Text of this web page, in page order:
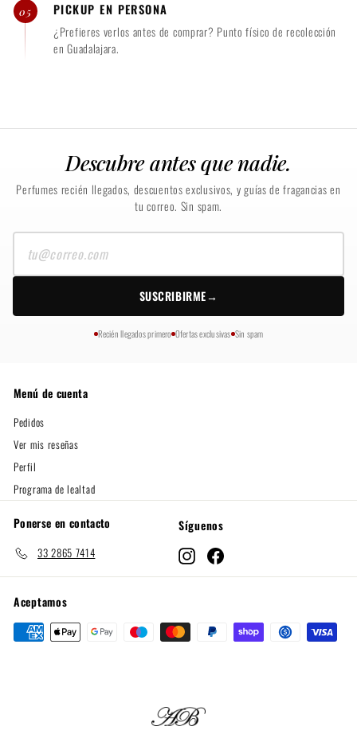
05
PICKUP EN PERSONA
¿Prefieres verlos antes de comprar? Punto físico de recolección
en Guadalajara.
Descubre antes que nadie.
Perfumes recién llegados, descuentos exclusivos, y guías de fragancias en
tu correo. Sin spam.
correo
SUSCRIBIRME→
Recién llegados primero Ofertas exclusivas Sin spam
Menú de cuenta
Pedidos
Ver mis reseñas
Perfil
Programa de lealtad
Ponerse en contacto
33 2865 7414
Síguenos
InstagramFacebook
Aceptamos